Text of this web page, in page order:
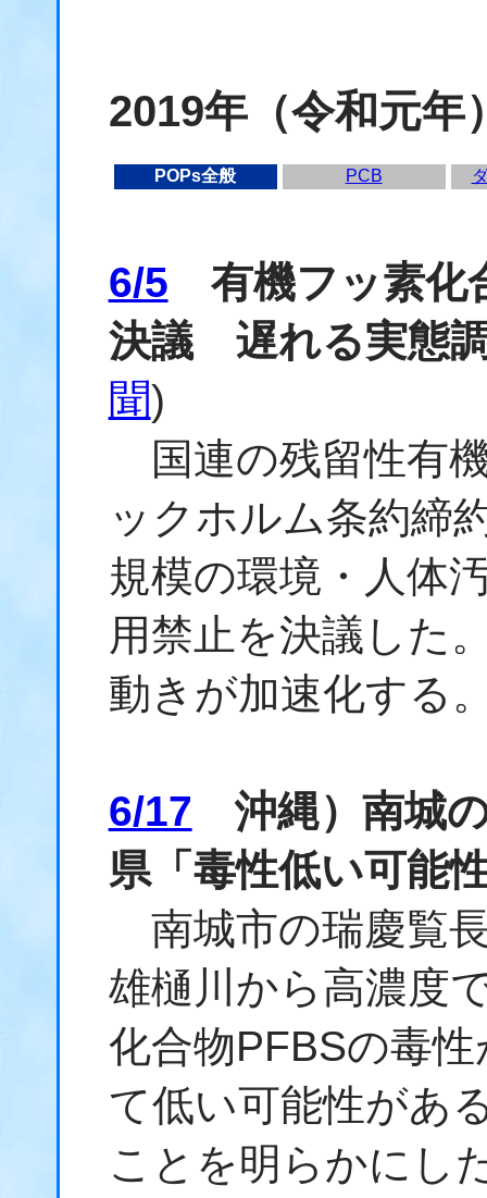
2019年（令和元年
POPs全般 PCB
6/5 有機フッ素化
決議 遅れる実態
聞)
国連の残留性有
ックホルム条約締
規模の環境・人体
用禁止を決議した
動きが加速化する
6/17 沖縄）南城
県「毒性低い可能
南城市の瑞慶覧
雄樋川から高濃度
化合物PFBSの毒
て低い可能性があ
ことを明らかにし